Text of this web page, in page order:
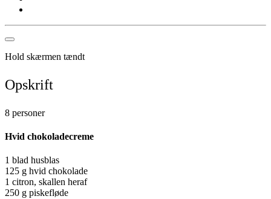
Hold skærmen tændt
Opskrift
8 personer
Hvid chokoladecreme
1 blad husblas
125 g hvid chokolade
1 citron, skallen heraf
250 g piskefløde